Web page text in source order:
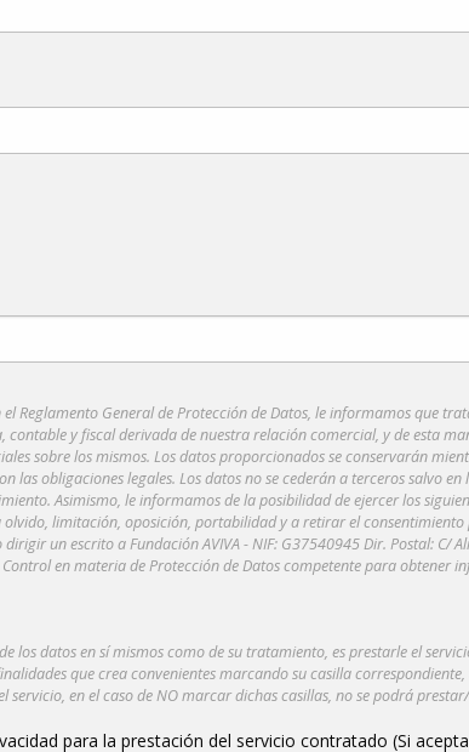
Reglamento General de Protección de Datos, le informamos que
y fiscal derivada de nuestra relación comercial, y de esta
sobre los mismos. Los datos proporcionados se conservarán
las obligaciones legales. Los datos no se cederán a terceros salvo
Asimismo, le informamos de la posibilidad de ejercer los
olvido, limitación, oposición, portabilidad y a retirar el
un escrito a Fundación AVIVA - NIF: G37540945 Dir. Postal: C/
en materia de Protección de Datos competente para obtener
los datos en sí mismos como de su tratamiento, es prestarle el
que crea convenientes marcando su casilla
servicio, en el caso de NO marcar dichas casillas, no se podrá
para la prestación del servicio contratado (Si